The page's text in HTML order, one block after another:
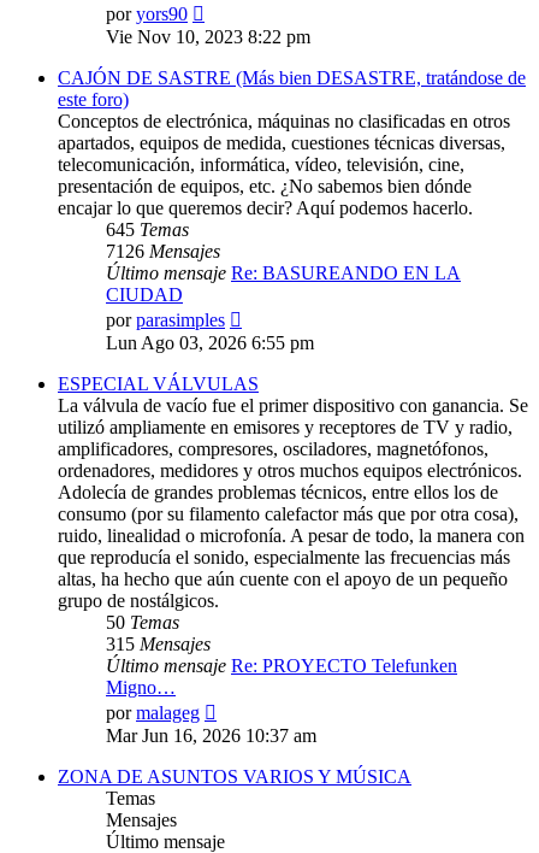
poryors90
último
Vie Nov 10, 2023 8:22 pm
CAJÓN DE SASTRE (Más bien DESASTRE, tratándose de
este foro)
Conceptos de electrónica, máquinas no clasificadas en otros
apartados, equipos de medida, cuestiones técnicas diversas,
telecomunicación, informática, vídeo, televisión, cine,
presentación de equipos, etc. ¿No sabemos bien dónde
encajar lo que queremos decir? Aquí podemos hacerlo.
645 Temas
7126 Mensajes
Último mensaje Re: BASUREANDO EN LA
CIUDAD
porparasimples
último
mensaje
Lun Ago 03, 2026 6:55 pm
ESPECIAL VÁLVULAS
La válvula de vacío fue el primer dispositivo con ganancia. Se
utilizó ampliamente en emisores y receptores de TV y radio,
amplificadores, compresores, osciladores, magnetófonos,
ordenadores, medidores y otros muchos equipos electrónicos.
Adolecía de grandes problemas técnicos, entre ellos los de
consumo (por su filamento calefactor más que por otra cosa),
ruido, linealidad o microfonía. A pesar de todo, la manera con
que reproducía el sonido, especialmente las frecuencias más
altas, ha hecho que aún cuente con el apoyo de un pequeño
grupo de nostálgicos.
50 Temas
315 Mensajes
Último mensaje Re: PROYECTO Telefunken
Migno…
pormalageg
último
Mar Jun 16, 2026 10:37 am
ZONA DE ASUNTOS VARIOS Y MÚSICA
Temas
Mensajes
Último mensaje